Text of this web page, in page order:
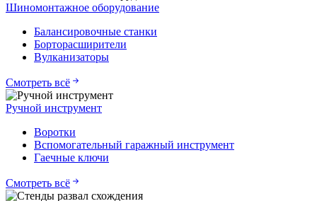
Шиномонтажное оборудование
Балансировочные станки
Борторасширители
Вулканизаторы
Смотреть всё
Ручной инструмент
Воротки
Вспомогательный гаражный инструмент
Гаечные ключи
Смотреть всё